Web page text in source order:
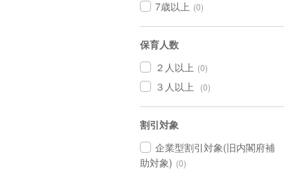
7歳以上 (0)
保育人数
２人以上 (0)
３人以上 (0)
割引対象
企業型割引対象(旧内閣府補
助対象) (0)